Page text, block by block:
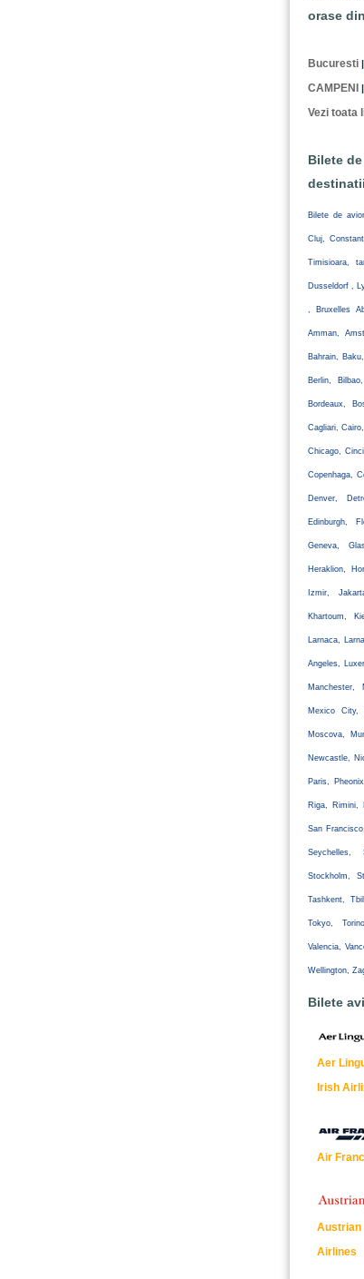
orase
Bucuresti |
CAMPENI
Vezi toata
Bilete
Bilete de
Cluj,
Timisioara,
Dusseldorf ,
, Bruxelles
Amman,
Bahrain,
Berlin,
Bordeaux,
Cagliari,
Chicago,
Copenhaga,
Denver,
Edinburgh,
Geneva,
Heraklion,
Izmir,
Khartoum,
Larnaca,
Angeles,
Manchester,
Mexico City,
Moscova,
Newcastle,
Paris,
Riga, Rimini,
San
Seychelles,
Stockholm,
Tashkent,
Tokyo,
Valencia,
Wellington,
Bilete
Aer
Irish
Air
Austrian
Airlines